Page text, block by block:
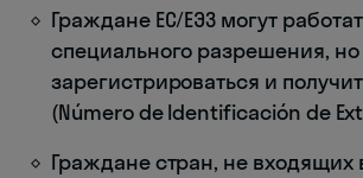
Граждане ЕС/ЕЭЗ могут
специального разрешения,
зарегистрироваться и
(Número de Identificación de
Граждане стран, не входящих